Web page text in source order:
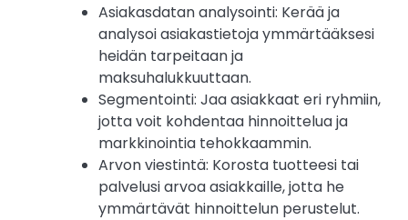
Asiakasdatan analysointi: Kerää ja
analysoi asiakastietoja ymmärtääksesi
heidän tarpeitaan ja
maksuhalukkuuttaan.
Segmentointi: Jaa asiakkaat eri ryhmiin,
jotta voit kohdentaa hinnoittelua ja
markkinointia tehokkaammin.
Arvon viestintä: Korosta tuotteesi tai
palvelusi arvoa asiakkaille, jotta he
ymmärtävät hinnoittelun perustelut.